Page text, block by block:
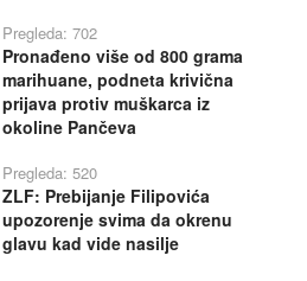
Pregleda: 702
Pronađeno više od 800 grama
marihuane, podneta krivična
prijava protiv muškarca iz
okoline Pančeva
Pregleda: 520
ZLF: Prebijanje Filipovića
upozorenje svima da okrenu
glavu kad vide nasilje